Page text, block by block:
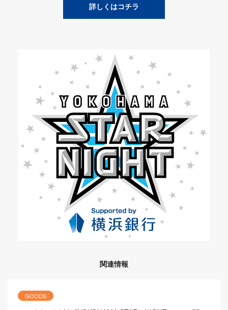
詳しくはコチラ
関連情報
GOODS